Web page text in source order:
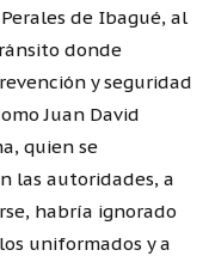
de Ibagué, al
donde
y seguridad
Juan David
quien se
las autoridades, a
habría ignorado
uniformados y a